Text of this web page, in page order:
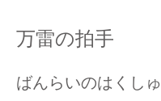
万雷の拍手
ばんらいのはくしゅ